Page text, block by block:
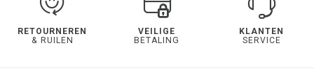
RETOURNEREN
& RUILEN
VEILIGE
BETALING
KLANTEN
SERVICE